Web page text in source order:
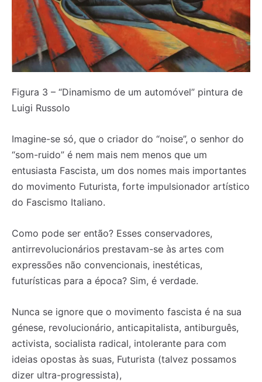
subscrever:
subscrever:
Figura 3 – “Dinamismo de um automóvel” pintura de
Luigi Russolo
Imagine-se só, que o criador do “noise”, o senhor do
“som-ruido” é nem mais nem menos que um
entusiasta Fascista, um dos nomes mais importantes
do movimento Futurista, forte impulsionador artístico
do Fascismo Italiano.
Como pode ser então? Esses conservadores,
antirrevolucionários prestavam-se às artes com
expressões não convencionais, inestéticas,
futurísticas para a época? Sim, é verdade.
Nunca se ignore que o movimento fascista é na sua
génese, revolucionário, anticapitalista, antiburguês,
activista, socialista radical, intolerante para com
ideias opostas às suas, Futurista (talvez possamos
dizer ultra-progressista),